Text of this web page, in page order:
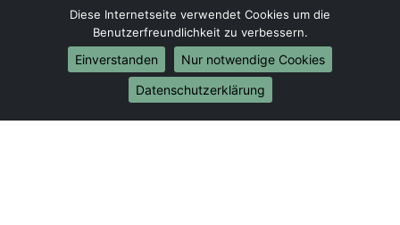
Umzug von Oberhausen nach Bonn
Umzug von Oberhausen nach Münster
Internationale-Umzüge
Umzug von Oberhausen nach Brasilien
Umzug von Oberhausen nach Brunei Darussalam
Diese Internetseite verwendet Cookies um die
Benutzerfreundlichkeit zu verbessern.
Einverstanden
Nur notwendige Cookies
Datenschutzerklärung